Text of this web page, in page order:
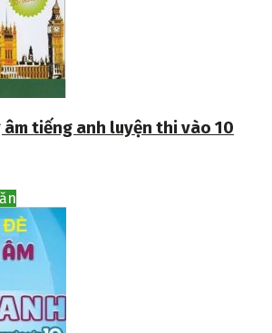
âm tiếng anh luyện thi vào 10